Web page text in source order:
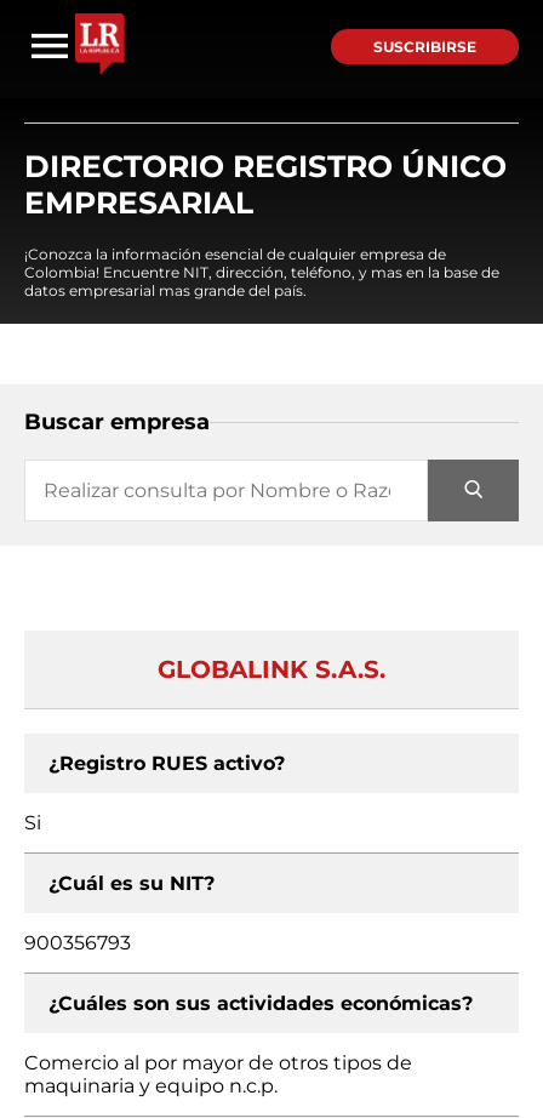
SUSCRIBIRSE
DIRECTORIO REGISTRO ÚNICO
EMPRESARIAL
¡Conozca la información esencial de cualquier empresa de
Colombia! Encuentre NIT, dirección, teléfono, y mas en la base de
datos empresarial mas grande del país.
Buscar empresa
GLOBALINK S.A.S.
¿Registro RUES activo?
Si
¿Cuál es su NIT?
900356793
¿Cuáles son sus actividades económicas?
Comercio al por mayor de otros tipos de
maquinaria y equipo n.c.p.